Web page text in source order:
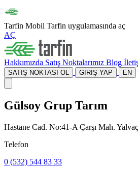
Tarfin Mobil Tarfin uygulamasında aç
AÇ
Hakkımızda Satış Noktalarımız Blog
SATIŞ NOKTASI OL GİRİŞ YAP EN
Gülsoy Grup Tarım
Hastane Cad. No:41-A Çarşı Mah.
Telefon
0 (532) 544 83 33